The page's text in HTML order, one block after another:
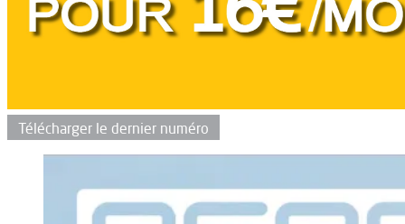
Télécharger le dernier numéro